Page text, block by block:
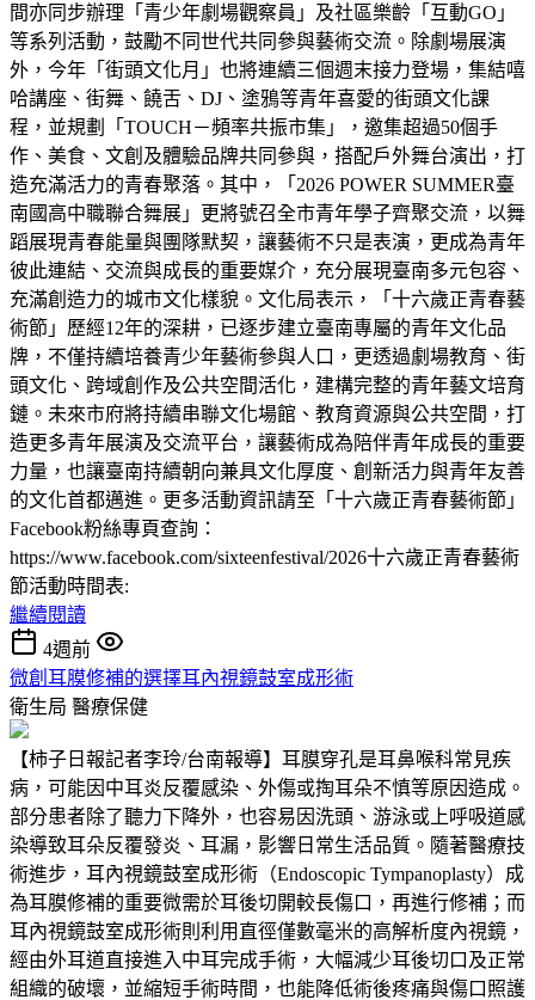
間亦同步辦理「青少年劇場觀察員」及社區樂齡「互動GO」
等系列活動，鼓勵不同世代共同參與藝術交流。除劇場展演
外，今年「街頭文化月」也將連續三個週末接力登場，集結嘻
哈講座、街舞、饒舌、DJ、塗鴉等青年喜愛的街頭文化課
程，並規劃「TOUCH－頻率共振市集」，邀集超過50個手
作、美食、文創及體驗品牌共同參與，搭配戶外舞台演出，打
造充滿活力的青春聚落。其中，「2026 POWER SUMMER臺
南國高中職聯合舞展」更將號召全市青年學子齊聚交流，以舞
蹈展現青春能量與團隊默契，讓藝術不只是表演，更成為青年
彼此連結、交流與成長的重要媒介，充分展現臺南多元包容、
充滿創造力的城市文化樣貌。文化局表示，「十六歲正青春藝
術節」歷經12年的深耕，已逐步建立臺南專屬的青年文化品
牌，不僅持續培養青少年藝術參與人口，更透過劇場教育、街
頭文化、跨域創作及公共空間活化，建構完整的青年藝文培育
鏈。未來市府將持續串聯文化場館、教育資源與公共空間，打
造更多青年展演及交流平台，讓藝術成為陪伴青年成長的重要
力量，也讓臺南持續朝向兼具文化厚度、創新活力與青年友善
的文化首都邁進。更多活動資訊請至「十六歲正青春藝術節」
Facebook粉絲專頁查詢：
https://www.facebook.com/sixteenfestival/2026十六歲正青春藝術
節活動時間表:
繼續閱讀
4週前
微創耳膜修補的選擇耳內視鏡鼓室成形術
衛生局 醫療保健
【柿子日報記者李玲/台南報導】耳膜穿孔是耳鼻喉科常見疾
病，可能因中耳炎反覆感染、外傷或掏耳朵不慎等原因造成。
部分患者除了聽力下降外，也容易因洗頭、游泳或上呼吸道感
染導致耳朵反覆發炎、耳漏，影響日常生活品質。隨著醫療技
術進步，耳內視鏡鼓室成形術（Endoscopic Tympanoplasty）成
為耳膜修補的重要微需於耳後切開較長傷口，再進行修補；而
耳內視鏡鼓室成形術則利用直徑僅數毫米的高解析度內視鏡，
經由外耳道直接進入中耳完成手術，大幅減少耳後切口及正常
組織的破壞，並縮短手術時間，也能降低術後疼痛與傷口照護